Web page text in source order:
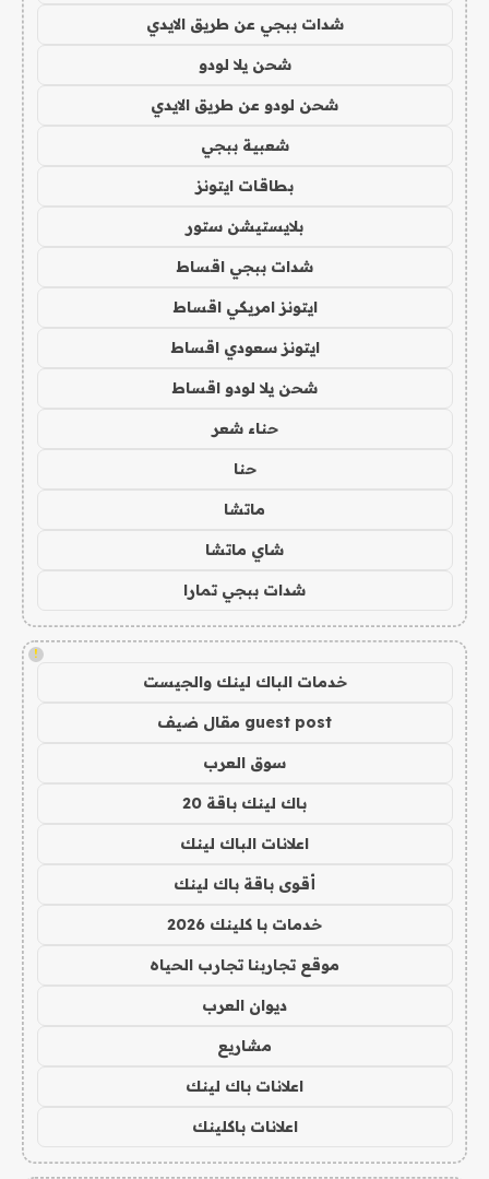
شدات ببجي عن طريق الايدي
شحن يلا لودو
شحن لودو عن طريق الايدي
شعبية ببجي
بطاقات ايتونز
بلايستيشن ستور
شدات ببجي اقساط
ايتونز امريكي اقساط
ايتونز سعودي اقساط
شحن يلا لودو اقساط
حناء شعر
حنا
ماتشا
شاي ماتشا
شدات ببجي تمارا
!
خدمات الباك لينك والجيست
guest post مقال ضيف
سوق العرب
باك لينك باقة 20
اعلانات الباك لينك
أقوى باقة باك لينك
خدمات با كلينك 2026
موقع تجاربنا تجارب الحياه
ديوان العرب
مشاريع
اعلانات باك لينك
اعلانات باكلينك